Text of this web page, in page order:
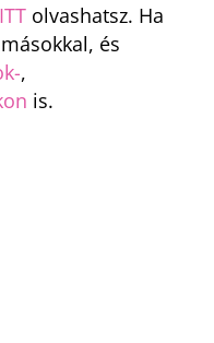
ITT olvashatsz. Ha
és
,
is.